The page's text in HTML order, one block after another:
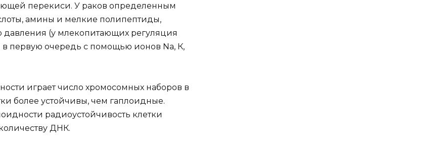
перекиси. У раков определенным
амины и мелкие полипептиды,
давления (у млекопитающих регуляция
в первую очередь с помощью ионов Na, К,
играет число хромосомных наборов в
более устойчивы, чем гаплоидные.
радиоустойчивость клетки
ДНК.